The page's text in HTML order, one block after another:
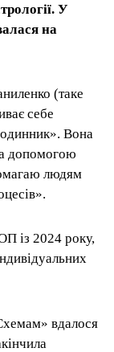
У
на
(таке
себе
Вона
допомогою
людям
із 2024 року,
вдалося